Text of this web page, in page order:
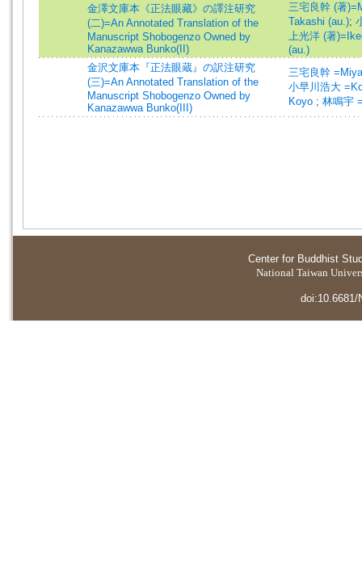
金澤文庫本《正法眼藏》の譯注研究
(二)=An Annotated Translation of the
Manuscript Shobogenzo Owned by
Kanazawwa Bunko(II)
三宅良幹 (著
Takashi (au.);
上光洋 (著
(au.)
金沢文庫本『正法眼蔵』の訳注研究
(三)=An Annotated Translation of the
Manuscript Shobogenzo Owned by
Kanazawwa Bunko(III)
三宅良幹
小早川浩大
Koyo ; 林鳴宇
Center for Buddhist
National Taiwan
doi:10.6681/